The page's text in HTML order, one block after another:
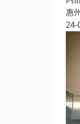
惠
24-